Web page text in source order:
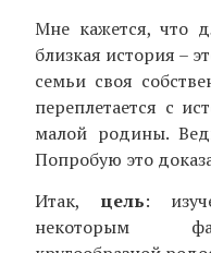
Мне кажется, что
близкая история –
семьи своя
переплетается с
малой родины.
Попробую это
Итак, цель:
некоторым